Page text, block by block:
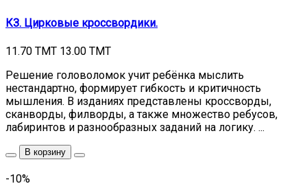
КЗ. Цирковые кроссвордики.
11.70 TMT 13.00 TMT
Решение головоломок учит ребёнка мыслить
нестандартно, формирует гибкость и критичность
мышления. В изданиях представлены кроссворды,
сканворды, филворды, а также множество ребусов,
лабиринтов и разнообразных заданий на логику. ...
В корзину
-10%